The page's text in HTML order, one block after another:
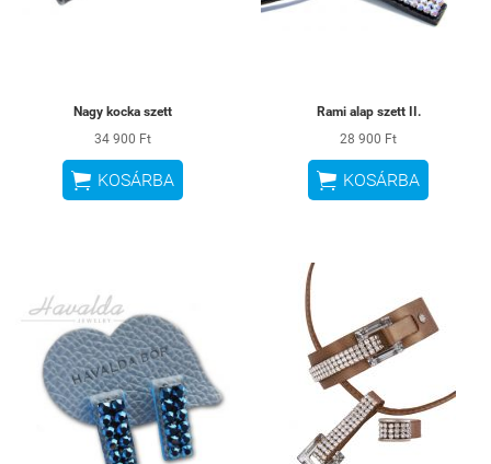
Nagy kocka szett
34 900 Ft
 KOSÁRBA
Rami alap szett II.
28 900 Ft
 KOSÁRBA